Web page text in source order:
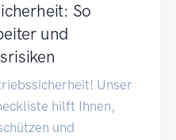
So
und
Unser
hilft Ihnen,
und